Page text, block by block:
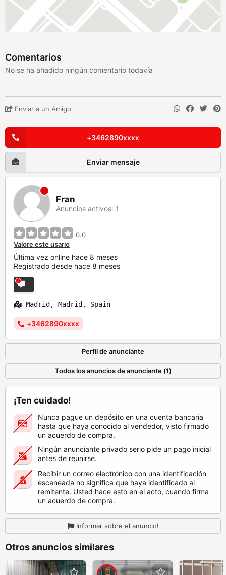
Comentarios
No se ha añadido ningún comentario todavía
Enviar a un Amigo
+3462890xxxx
Enviar mensaje
Fran
Anuncios activos: 1
0.0
Valore este usario
Última vez online hace 8 meses
Registrado desde hace 8 meses
Madrid, Madrid, Spain
+3462890xxxx
Perfil de anunciante
Todos los anuncios de anunciante (1)
¡Ten cuidado!
Nunca pague un depósito en una cuenta bancaria
hasta que haya conocido al vendedor, visto firmado
un acuerdo de compra.
Ningún anunciante privado serio pide un pago inicial
antes de reunirse.
Recibir un correo electrónico con una identificación
escaneada no significa que haya identificado al
remitente. Usted hace esto en el acto, cuando firma
un acuerdo de compra.
Informar sobre el anuncio!
Otros anuncios similares